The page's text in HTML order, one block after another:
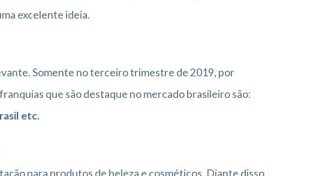
excelente ideia.
Somente no terceiro trimestre de 2019, por
que são destaque no mercado brasileiro são:
etc.
para produtos de beleza e cosméticos. Diante disso,